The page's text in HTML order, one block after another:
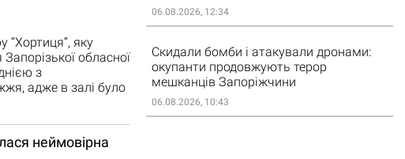
“Хортиця”, яку
обласної
з
адже в залі було
неймовірна
06.08.2026, 12:34
Скидали бомби і атакували дронами:
окупанти продовжують терор
мешканців Запоріжчини
06.08.2026, 10:43